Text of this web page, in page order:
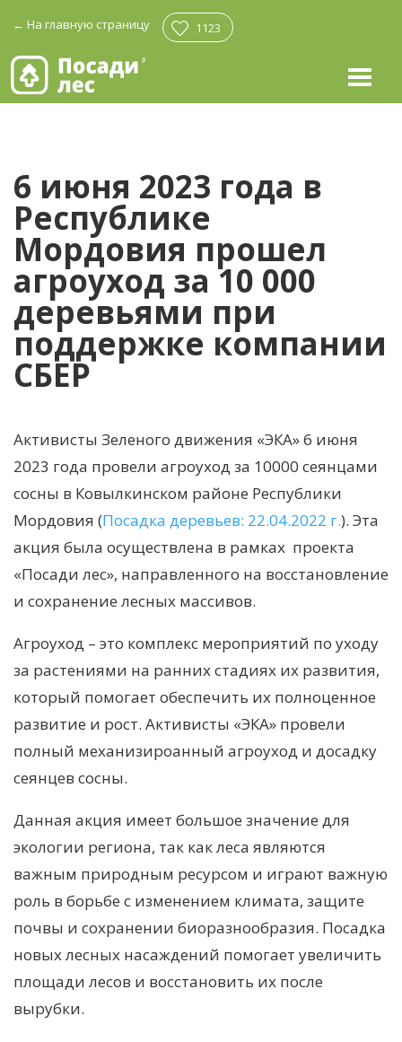
← На главную страницу 1123
6 июня 2023 года в
Республике
Мордовия прошел
агроуход за 10 000
деревьями при
поддержке компании
СБЕР
Активисты Зеленого движения «ЭКА» 6 июня
2023 года провели агроуход за 10000 сеянцами
сосны в Ковылкинском районе Республики
Мордовия (Посадка деревьев: 22.04.2022 г.). Эта
акция была осуществлена в рамках проекта
«Посади лес», направленного на восстановление
и сохранение лесных массивов.
Агроуход – это комплекс мероприятий по уходу
за растениями на ранних стадиях их развития,
который помогает обеспечить их полноценное
развитие и рост. Активисты «ЭКА» провели
полный механизироанный агроуход и досадку
сеянцев сосны.
Данная акция имеет большое значение для
экологии региона, так как леса являются
важным природным ресурсом и играют важную
роль в борьбе с изменением климата, защите
почвы и сохранении биоразнообразия. Посадка
новых лесных насаждений помогает увеличить
площади лесов и восстановить их после
вырубки.